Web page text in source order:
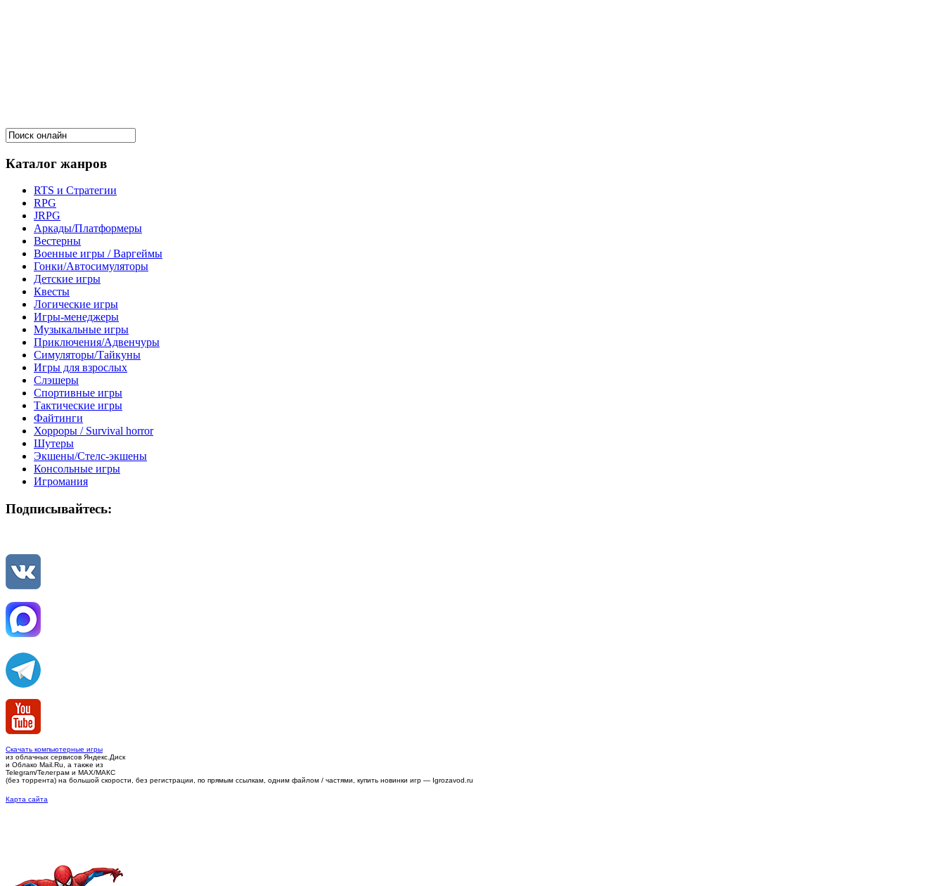
Каталог жанров
RTS и Стратегии
RPG
JRPG
Аркады/Платформеры
Вестерны
Военные игры / Варгеймы
Гонки/Автосимуляторы
Детские игры
Квесты
Логические игры
Игры-менеджеры
Музыкальные игры
Приключения/Адвенчуры
Симуляторы/Тайкуны
Игры для взрослых
Слэшеры
Спортивные игры
Тактические игры
Файтинги
Хорроры / Survival horror
Шутеры
Экшены/Стелс-экшены
Консольные игры
Игромания
Подписывайтесь:
Скачать компьютерные игры
из облачных сервисов Яндекс.Диск
и Облако Mail.Ru, а также из
Telegram/Телеграм и MAX/МАКС
(без торрента) на большой скорости, без регистрации, по прямым ссылкам, одним файлом / частями, купить новинки игр — Igrozavod.ru
Карта сайта